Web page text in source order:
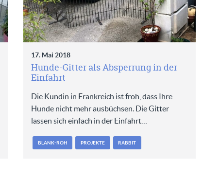
17. Mai 2018
Hunde-Gitter als Absperrung in der
Einfahrt
Die Kundin in Frankreich ist froh, dass Ihre
Hunde nicht mehr ausbüchsen. Die Gitter
lassen sich einfach in der Einfahrt…
BLANK-ROH PROJEKTE RABBIT